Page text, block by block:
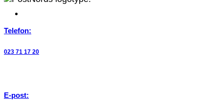
Telefon:
023 71 17 20
E-post: